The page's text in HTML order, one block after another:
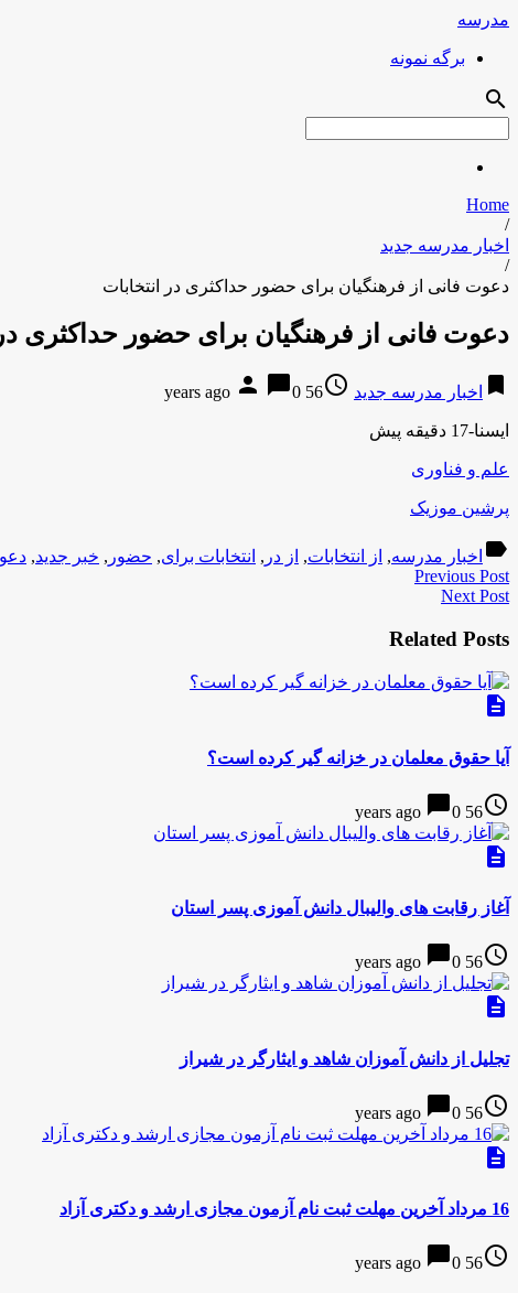
مدرسه
برگه نمونه
search
Home
/
اخبار مدرسه جدید
/
دعوت فانی از فرهنگیان برای حضور حداکثری در انتخابات
دعوت فانی از فرهنگیان برای حضور حداکثری در
bookmark اخبار مدرسه جدید access_time
56 years ago
person chat_bubble0
ایسنا-17 دقیقه پیش
علم و فناوری
پرشین موزیک
label اخبار مدرسه, از انتخابات, از در , انتخابات برای, حضور , خبر جدید,
Previous Post
Next Post
Related Posts
description
آیا حقوق معلمان در خزانه گیر کرده است؟
access_time
56 years ago
chat_bubble0
description
آغاز رقابت های والیبال دانش آموزی پسر استان
access_time
56 years ago
chat_bubble0
description
تجلیل از دانش آموزان شاهد و ایثارگر در شیراز
access_time
56 years ago
chat_bubble0
description
16 مرداد آخرین مهلت ثبت نام آزمون مجازی ارشد و دکتری آزاد
access_time
56 years ago
chat_bubble0